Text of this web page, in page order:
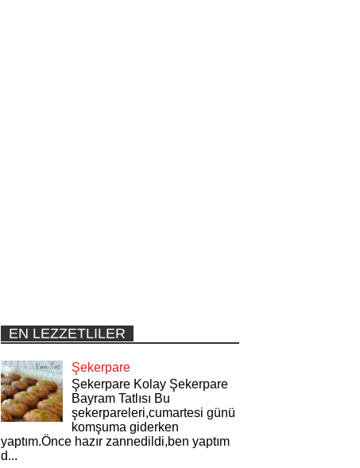
EN LEZZETLILER
Şekerpare
Şekerpare Kolay Şekerpare
Bayram Tatlısı Bu
şekerpareleri,cumartesi günü
komşuma giderken
yaptım.Önce hazır zannedildi,ben yaptım
d...